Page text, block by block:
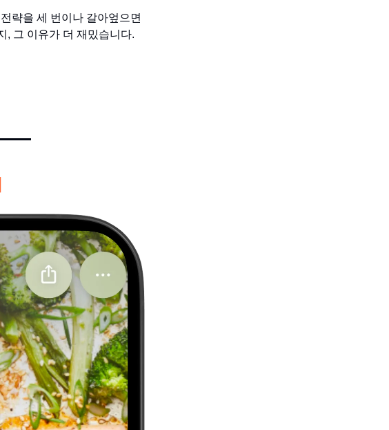
략을 세 번이나 갈아엎으면
, 그 이유가 더 재밌습니다.